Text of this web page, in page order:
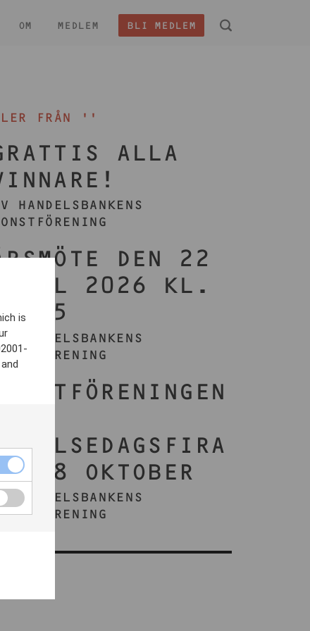
BLI MEDLEM
OM MEDLEM
FRÅN ''
ALLA
HANDELSBANKENS
DEN 22
APRIL 2026 KL.
HANDELSBANKENS
KONSTFÖRENINGEN
8 OKTOBER
HANDELSBANKENS
is